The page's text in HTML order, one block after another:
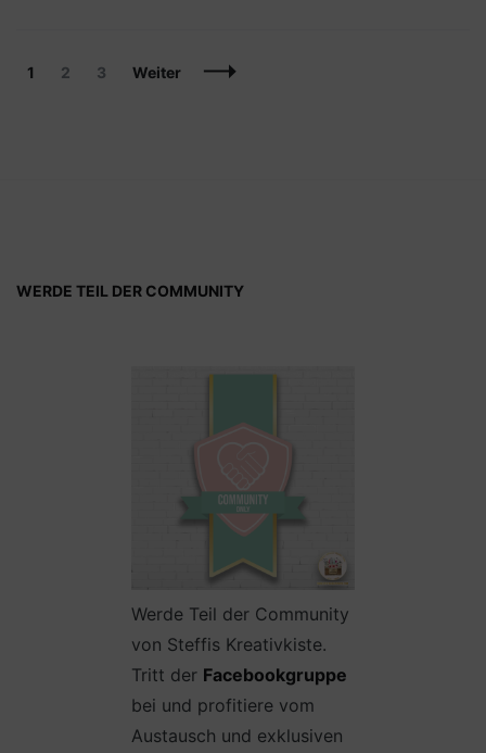
Beitragsnavigation
Seite
1 Seite
2 Seite
3 Weiter
WERDE TEIL DER COMMUNITY
Werde Teil der Community
von Steffis Kreativkiste.
Tritt der Facebookgruppe
bei und profitiere vom
Austausch und exklusiven